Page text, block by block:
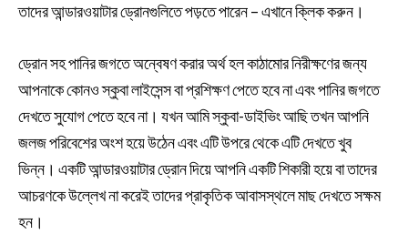
তাদের আন্ডারওয়াটার ড্রোনগুলিতে পড়তে পারেন – এখানে ক্লিক করুন।
ড্রোন সহ পানির জগতে অন্বেষণ করার অর্থ হল কাঠামোর নিরীক্ষণের জন্য
আপনাকে কোনও স্কুবা লাইসেন্স বা প্রশিক্ষণ পেতে হবে না এবং পানির জগতে
দেখতে সুযোগ পেতে হবে না। যখন আমি স্কুবা-ডাইভিং আছি তখন আপনি
জলজ পরিবেশের অংশ হয়ে উঠেন এবং এটি উপরে থেকে এটি দেখতে খুব
ভিন্ন। একটি আন্ডারওয়াটার ড্রোন দিয়ে আপনি একটি শিকারী হয়ে বা তাদের
আচরণকে উল্লেখ না করেই তাদের প্রাকৃতিক আবাসস্থলে মাছ দেখতে সক্ষম
হন।